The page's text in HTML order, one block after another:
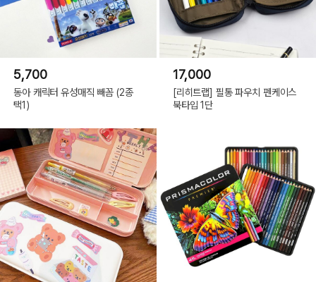
5,700
동아 캐릭터 유성매직 빼꼼 (2종
택1)
17,000
[리히트랩] 필통 파우치 펜케이스
북타입 1단